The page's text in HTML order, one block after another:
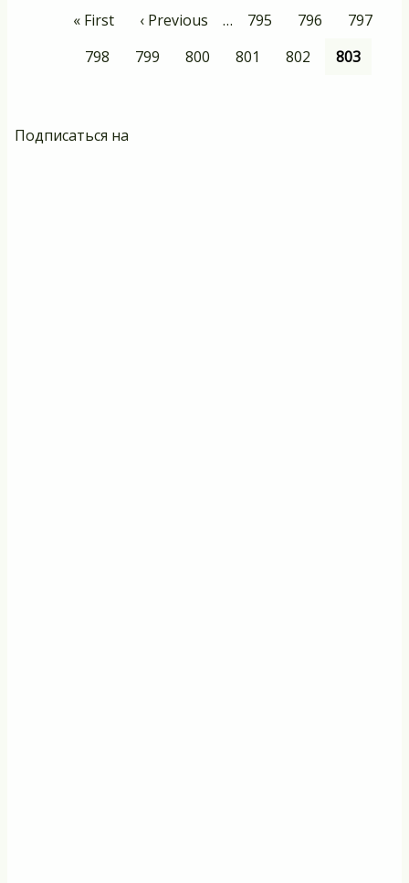
Первая
« First
Предыдущая
‹ Previous … Page
795 Page
796 Page
797
Page
798 Page
799 Page
800 Page
801 Page
802
Текущая
803
Подписаться на